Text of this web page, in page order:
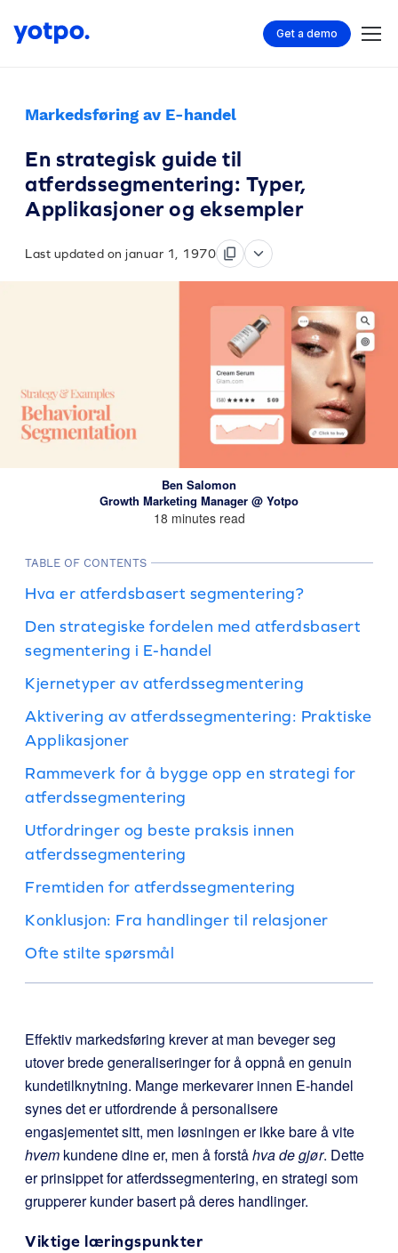
Get a demo
Markedsføring av E-handel
En strategisk guide til
atferdssegmentering: Typer,
Applikasjoner og eksempler
Last updated on januar 1, 1970
Ben Salomon
Growth Marketing Manager @ Yotpo
18 minutes read
TABLE OF CONTENTS
Hva er atferdsbasert segmentering?
Den strategiske fordelen med atferdsbasert
segmentering i E-handel
Kjernetyper av atferdssegmentering
Aktivering av atferdssegmentering: Praktiske
Applikasjoner
Rammeverk for å bygge opp en strategi for
atferdssegmentering
Utfordringer og beste praksis innen
atferdssegmentering
Fremtiden for atferdssegmentering
Konklusjon: Fra handlinger til relasjoner
Ofte stilte spørsmål
Effektiv markedsføring krever at man beveger seg
utover brede generaliseringer for å oppnå en genuin
kundetilknytning. Mange merkevarer innen E-handel
synes det er utfordrende å personalisere
engasjementet sitt, men løsningen er ikke bare å vite
hvem kundene dine er, men å forståhva de gjør. Dette
er prinsippet for atferdssegmentering, en strategi som
grupperer kunder basert på deres handlinger.
Viktige læringspunkter